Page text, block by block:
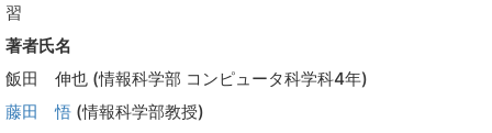
習
著者氏名
飯田 伸也 (情報科学部 コンピュータ科学科4年)
藤田 悟 (情報科学部教授)